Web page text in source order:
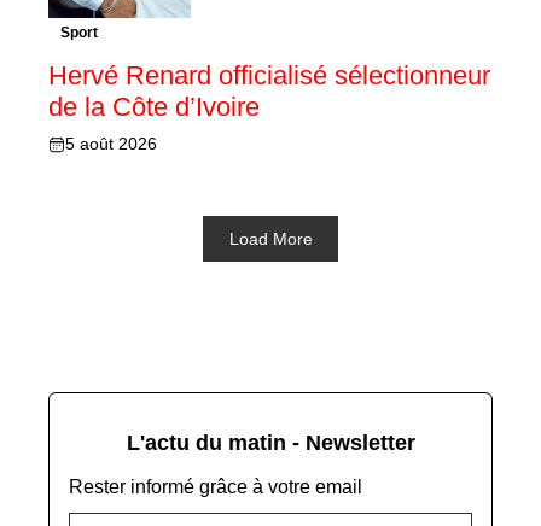
Sport
Hervé Renard officialisé sélectionneur
de la Côte d’Ivoire
5 août 2026
Load More
L'actu du matin - Newsletter
Rester informé grâce à votre email